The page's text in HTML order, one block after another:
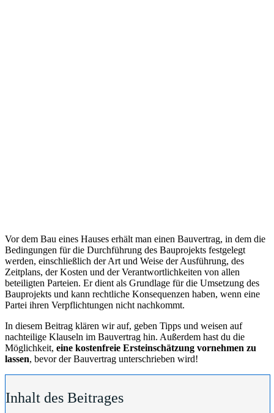
Vor dem Bau eines Hauses erhält man einen Bauvertrag, in dem die
Bedingungen für die Durchführung des Bauprojekts festgelegt
werden, einschließlich der Art und Weise der Ausführung, des
Zeitplans, der Kosten und der Verantwortlichkeiten von allen
beteiligten Parteien. Er dient als Grundlage für die Umsetzung des
Bauprojekts und kann rechtliche Konsequenzen haben, wenn eine
Partei ihren Verpflichtungen nicht nachkommt.
In diesem Beitrag klären wir auf, geben Tipps und weisen auf
nachteilige Klauseln im Bauvertrag hin. Außerdem hast du die
Möglichkeit, eine kostenfreie Ersteinschätzung vornehmen zu
lassen, bevor der Bauvertrag unterschrieben wird!
Inhalt des Beitrages